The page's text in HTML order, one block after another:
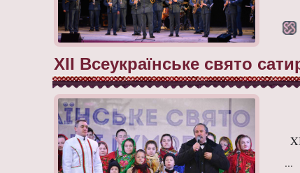
ХІІ Всеукраїнське свято
...